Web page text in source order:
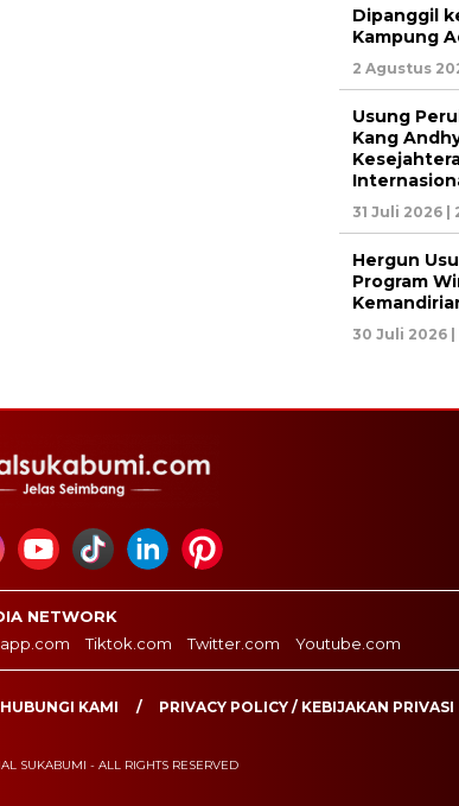
Dipanggil
Kampung
2 Agustus
Usung
Kang
31 Juli 2026 |
Hergun
Program
30 Juli 2026 |
NETWORK
Tiktok.com Twitter.com Youtube.com
HUBUNGI KAMI PRIVACY POLICY / KEBIJAKAN PRIVASI
SUKABUMI - ALL RIGHTS RESERVED